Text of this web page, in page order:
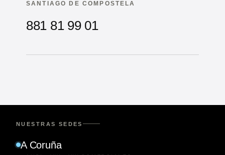
SANTIAGO DE COMPOSTELA
881 81 99 01
NUESTRAS SEDES
A Coruña